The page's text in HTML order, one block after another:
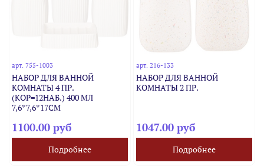
арт.755-1003
НАБОР ДЛЯ ВАННОЙ
КОМНАТЫ 4 ПР.
(КОР=12НАБ.) 400 МЛ
7,6*7,6*17СМ
1100.00 руб
Подробнее
арт. 216-133
НАБОР ДЛЯ ВАННОЙ
КОМНАТЫ 2 ПР.
1047.00 руб
Подробнее